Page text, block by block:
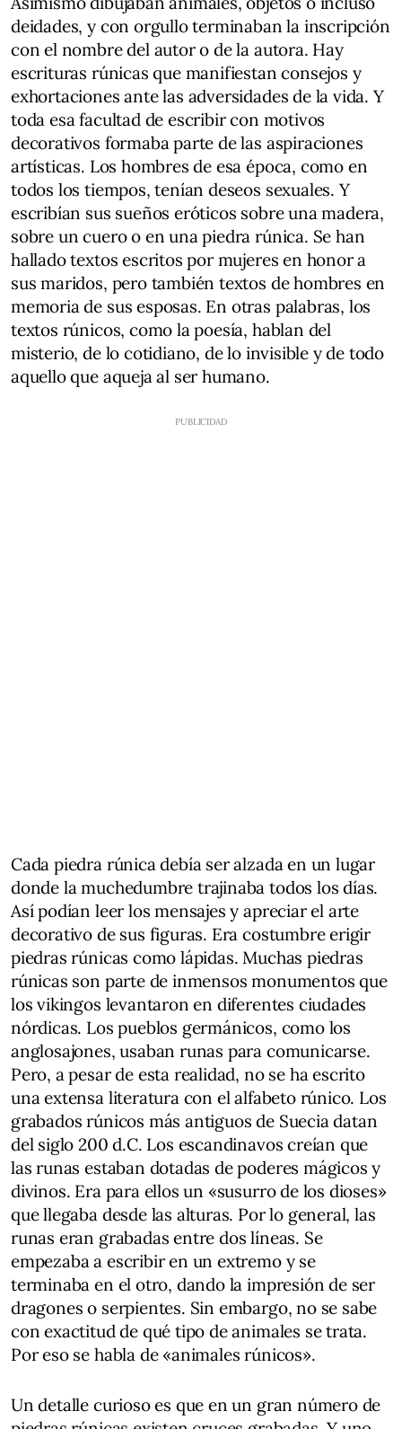
deidades, y con orgullo terminaban la inscripción
con el nombre del autor o de la autora. Hay
escrituras rúnicas que manifiestan consejos y
exhortaciones ante las adversidades de la vida. Y
toda esa facultad de escribir con motivos
decorativos formaba parte de las aspiraciones
artísticas. Los hombres de esa época, como en
todos los tiempos, tenían deseos sexuales. Y
escribían sus sueños eróticos sobre una madera,
sobre un cuero o en una piedra rúnica. Se han
hallado textos escritos por mujeres en honor a
sus maridos, pero también textos de hombres en
memoria de sus esposas. En otras palabras, los
textos rúnicos, como la poesía, hablan del
misterio, de lo cotidiano, de lo invisible y de todo
aquello que aqueja al ser humano.
Cada piedra rúnica debía ser alzada en un lugar
donde la muchedumbre trajinaba todos los días.
Así podían leer los mensajes y apreciar el arte
decorativo de sus figuras. Era costumbre erigir
piedras rúnicas como lápidas. Muchas piedras
rúnicas son parte de inmensos monumentos que
los vikingos levantaron en diferentes ciudades
nórdicas. Los pueblos germánicos, como los
anglosajones, usaban runas para comunicarse.
Pero, a pesar de esta realidad, no se ha escrito
una extensa literatura con el alfabeto rúnico. Los
grabados rúnicos más antiguos de Suecia datan
del siglo 200 d.C. Los escandinavos creían que
las runas estaban dotadas de poderes mágicos y
divinos. Era para ellos un «susurro de los dioses»
que llegaba desde las alturas. Por lo general, las
runas eran grabadas entre dos líneas. Se
empezaba a escribir en un extremo y se
terminaba en el otro, dando la impresión de ser
dragones o serpientes. Sin embargo, no se sabe
con exactitud de qué tipo de animales se trata.
Por eso se habla de «animales rúnicos».
Un detalle curioso es que en un gran número de